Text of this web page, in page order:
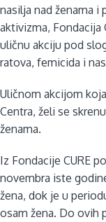
nasilja nad ženama i
aktivizma, Fondacija
uličnu akciju pod
ratova, femicida i
Uličnom akcijom
Centra, želi se
ženama.
Iz Fondacije CURE
novembra iste
žena, dok je u
osam žena. Do ovih